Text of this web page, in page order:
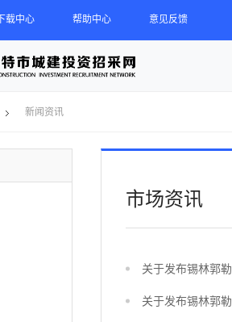
下载中心 帮助中心 意见反馈
新闻资讯
市场资讯
关于发布锡林郭
关于发布锡林郭